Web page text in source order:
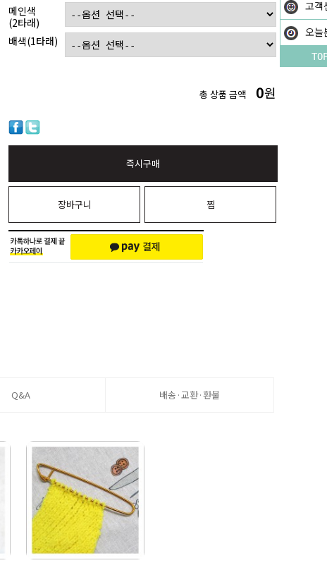
고객
오늘
메인색
(2타래)
배색(1타래)
총 상품 금액 0원
즉시구매
장바구니 찜
Q&A 배송·교환·환불